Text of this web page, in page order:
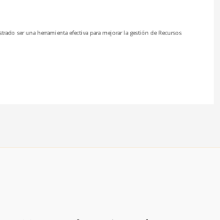
ser una herramienta efectiva para mejorar la gestión de Recursos